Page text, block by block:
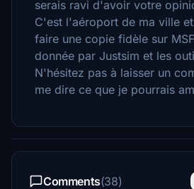
serais ravi d'avoir votre
C'est l'aéroport de ma ville
faire une copie fidèle sur
donnée par Justsim et les
N'hésitez pas à laisser un
me dire ce que je pourrais
Comments(38)